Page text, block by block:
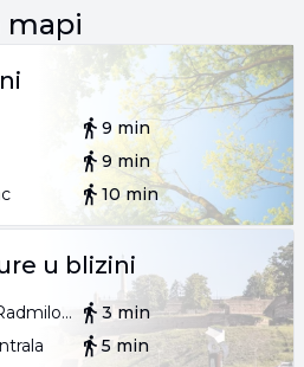
mapi
9 min
9 min
10 min
u blizini
Spomenik Zoranu Radmiloviću
3 min
5 min